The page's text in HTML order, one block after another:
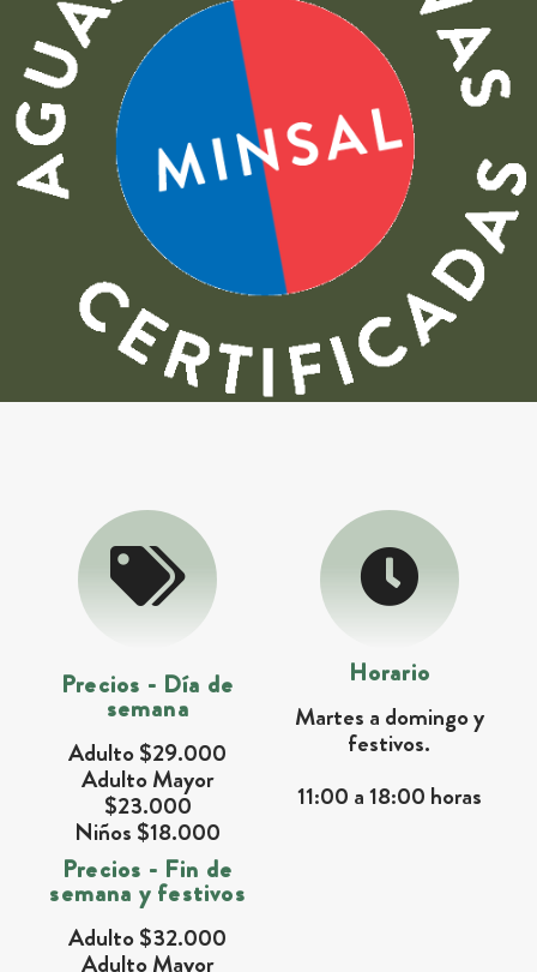
Precios - Día de
semana
Adulto $29.000
Adulto Mayor
$23.000
Niños $18.000
Precios - Fin de
semana y festivos
Adulto $32.000
Adulto Mayor
Horario
Martes a domingo y
festivos.
11:00 a 18:00 horas